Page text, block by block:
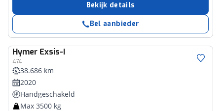
Bekijk details
Bel aanbieder
Hymer Exsis-I
474
38.686 km
2020
Handgeschakeld
Max 3500 kg